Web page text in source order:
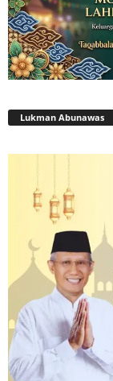
Lukman Abunawas